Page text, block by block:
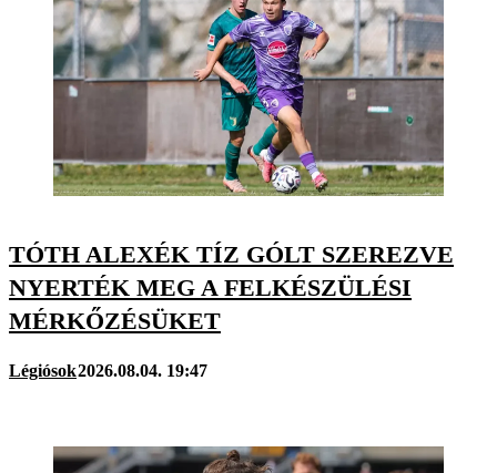
TÓTH ALEXÉK TÍZ GÓLT SZEREZVE
NYERTÉK MEG A FELKÉSZÜLÉSI
MÉRKŐZÉSÜKET
Légiósok2026.08.04. 19:47